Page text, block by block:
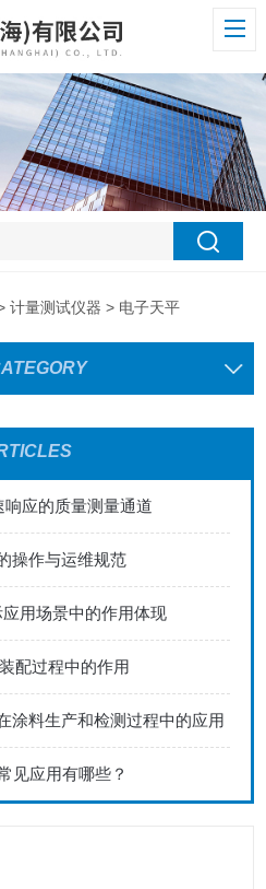
计量测试仪器 > 电子天平
应的质量测量通道
操作与运维规范
用场景中的作用体现
配过程中的作用
涂料生产和检测过程中的应用
见应用有哪些？